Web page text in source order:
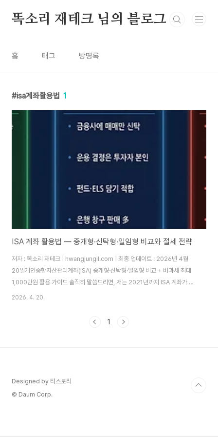
똑소리 재테크 님의 블로그
홈 태그 방명록
isa계좌활용법 1
ISA 계좌 활용법 — 중개형·신탁형·일임형 비교와 절세 전략
저자 : 똑소리 재테크 | hwangjungil.com | 최종 업데이트 : 2026년 4월
20일개인종합자산관리계좌(ISA) 중개형·신탁형·일임형 비교 + 비과세 최대
1,000만원 활용 가이드 솔직히 말씀드리면, 저는 2021년까지 ISA 계좌가 뭔
지도 몰랐습니다. 그냥 통장이 하나 더 생기는 거 아닌가 싶었죠. 그러다 직장
쩍 뜨였습니다. 알고 보니 제 투자 수익에서 해마다 15.4%씩 세금이 조용히
2026. 4. 20.
1
Designed by 티스토리
© Daum Corp.